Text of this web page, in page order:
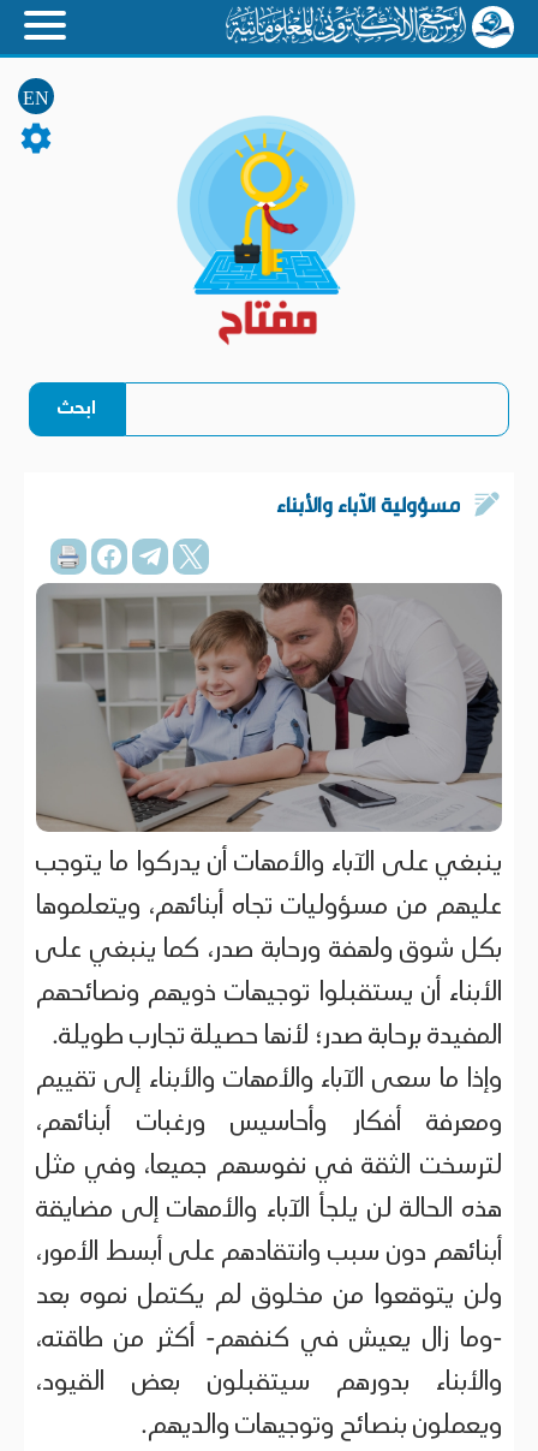
EN
مسؤولية الآباء والأبناء
ينبغي على الآباء والأمهات أن يدركوا ما يتوجب
عليهم من مسؤوليات تجاه أبنائهم، ويتعلموها
بكل شوق ولهفة ورحابة صدر، كما ينبغي على
الأبناء أن يستقبلوا توجيهات ذويهم ونصائحهم
المفيدة برحابة صدر؛ لأنها حصيلة تجارب طويلة.
وإذا ما سعى الآباء والأمهات والأبناء إلى تقييم
ومعرفة أفكار وأحاسيس ورغبات أبنائهم،
لترسخت الثقة في نفوسهم جميعا، وفي مثل
هذه الحالة لن يلجأ الآباء والأمهات إلى مضايقة
أبنائهم دون سبب وانتقادهم على أبسط الأمور،
ولن يتوقعوا من مخلوق لم يكتمل نموه بعد
-وما زال يعيش في كنفهم- أكثر من طاقته،
والأبناء بدورهم سيتقبلون بعض القيود،
ويعملون بنصائح وتوجيهات والديهم.